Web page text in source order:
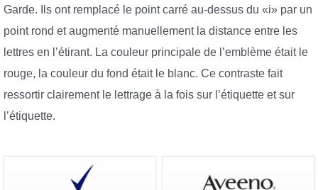
Garde. Ils ont remplacé le point carré au-dessus du «i» par un
point rond et augmenté manuellement la distance entre les
lettres en l’étirant. La couleur principale de l’emblème était le
rouge, la couleur du fond était le blanc. Ce contraste fait
ressortir clairement le lettrage à la fois sur l’étiquette et sur
l’étiquette.